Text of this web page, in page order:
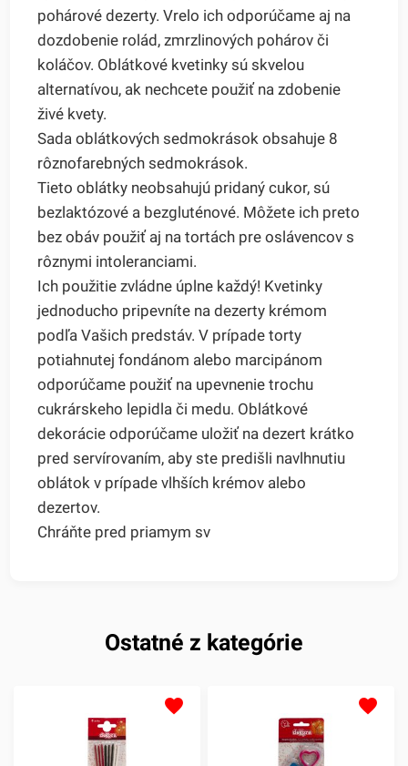
pohárové dezerty. Vrelo ich odporúčame aj na
dozdobenie rolád, zmrzlinových pohárov či
koláčov. Oblátkové kvetinky sú skvelou
alternatívou, ak nechcete použiť na zdobenie
živé kvety.
Sada oblátkových sedmokrások obsahuje 8
rôznofarebných sedmokrások.
Tieto oblátky neobsahujú pridaný cukor, sú
bezlaktózové a bezgluténové. Môžete ich preto
bez obáv použiť aj na tortách pre oslávencov s
rôznymi intoleranciami.
Ich použitie zvládne úplne každý! Kvetinky
jednoducho pripevníte na dezerty krémom
podľa Vašich predstáv. V prípade torty
potiahnutej fondánom alebo marcipánom
odporúčame použiť na upevnenie trochu
cukrárskeho lepidla či medu. Oblátkové
dekorácie odporúčame uložiť na dezert krátko
pred servírovaním, aby ste predišli navlhnutiu
oblátok v prípade vlhších krémov alebo
dezertov.
Chráňte pred priamym sv
Ostatné z kategórie